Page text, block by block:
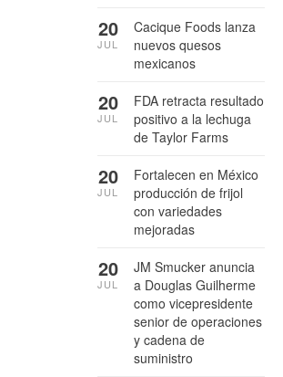
Cacique Foods lanza
nuevos quesos
mexicanos
20
JUL
FDA retracta resultado
positivo a la lechuga
de Taylor Farms
20
JUL
Fortalecen en México
producción de frijol
con variedades
mejoradas
20
JUL
JM Smucker anuncia
a Douglas Guilherme
como vicepresidente
senior de operaciones
y cadena de
suministro
20
JUL